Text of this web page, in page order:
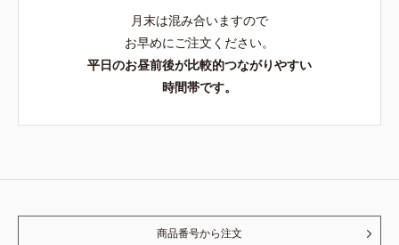
月末は混み合いますので
お早めにご注文ください。
平日のお昼前後が比較的つながりやすい
時間帯です。
商品番号から注文